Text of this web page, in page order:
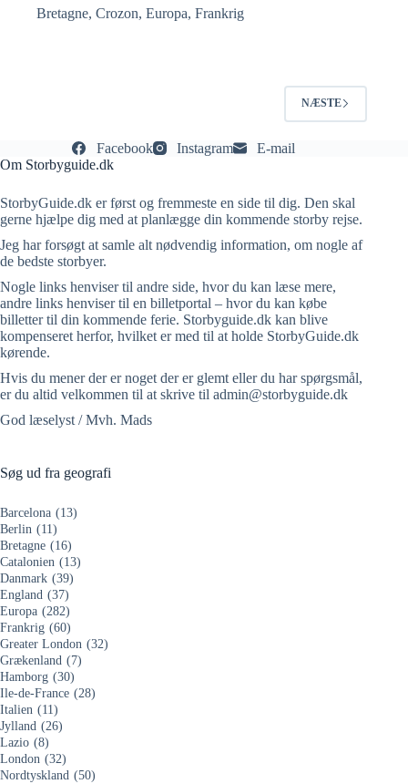
Bretagne, Crozon, Europa, Frankrig
NÆSTE
Facebook Instagram
E-mail
Om Storbyguide.dk
StorbyGuide.dk er først og fremmeste en side til dig. Den skal
gerne hjælpe dig med at planlægge din kommende storby rejse.
Jeg har forsøgt at samle alt nødvendig information, om nogle af
de bedste storbyer.
Nogle links henviser til andre side, hvor du kan læse mere,
andre links henviser til en billetportal – hvor du kan købe
billetter til din kommende ferie. Storbyguide.dk kan blive
kompenseret herfor, hvilket er med til at holde StorbyGuide.dk
kørende.
Hvis du mener der er noget der er glemt eller du har spørgsmål,
er du altid velkommen til at skrive til admin@storbyguide.dk
God læselyst / Mvh. Mads
Søg ud fra geografi
Barcelona (13)
Berlin (11)
Bretagne (16)
Catalonien (13)
Danmark (39)
England (37)
Europa (282)
Frankrig (60)
Greater London (32)
Grækenland (7)
Hamborg (30)
Ile-de-France (28)
Italien (11)
Jylland (26)
Lazio (8)
London (32)
Nordtyskland (50)